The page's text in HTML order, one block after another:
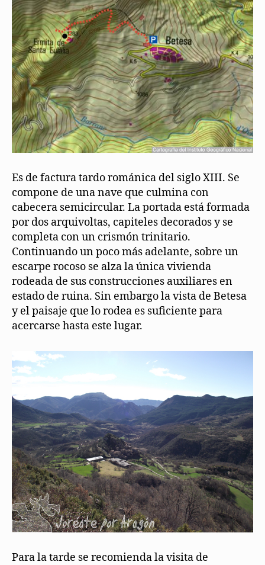
Es de factura tardo románica del siglo XIII. Se
compone de una nave que culmina con
cabecera semicircular. La portada está formada
por dos arquivoltas, capiteles decorados y se
completa con un crismón trinitario.
Continuando un poco más adelante, sobre un
escarpe rocoso se alza la única vivienda
rodeada de sus construcciones auxiliares en
estado de ruina. Sin embargo la vista de Betesa
y el paisaje que lo rodea es suficiente para
acercarse hasta este lugar.
Para la tarde se recomienda la visita de